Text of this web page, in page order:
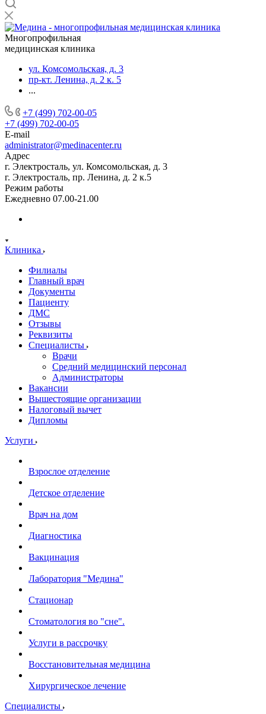
Многопрофильная
медицинская клиника
ул. Комсомольская, д. 3
пр-кт. Ленина, д. 2 к. 5
...
+7 (499) 702-00-05
+7 (499) 702-00-05
E-mail
administrator@medinacenter.ru
Адрес
г. Электросталь, ул. Комсомольская, д. 3
г. Электросталь, пр. Ленина, д. 2 к.5
Режим работы
Ежедневно 07.00-21.00
Клиника
Филиалы
Главный врач
Документы
Пациенту
ДМС
Отзывы
Реквизиты
Специалисты
Врачи
Средний медицинский персонал
Администраторы
Вакансии
Вышестоящие организации
Налоговый вычет
Дипломы
Услуги
Взрослое отделение
Детское отделение
Врач на дом
Диагностика
Вакцинация
Лаборатория "Медина"
Стационар
Стоматология во "сне".
Услуги в рассрочку
Восстановительная медицина
Хирургическое лечение
Специалисты